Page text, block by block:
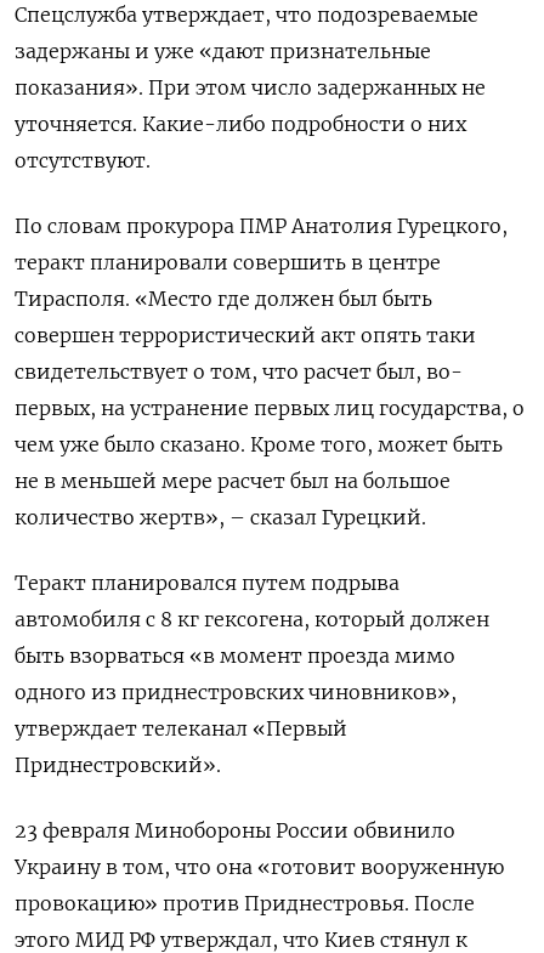
Спецслужба утверждает, что подозреваемые
задержаны и уже «дают признательные
показания». При этом число задержанных не
уточняется. Какие-либо подробности о них
отсутствуют.
По словам прокурора ПМР Анатолия Гурецкого,
теракт планировали совершить в центре
Тирасполя. «Место где должен был быть
совершен террористический акт опять таки
свидетельствует о том, что расчет был, во-
первых, на устранение первых лиц государства, о
чем уже было сказано. Кроме того, может быть
не в меньшей мере расчет был на большое
количество жертв», – сказал Гурецкий.
Теракт планировался путем подрыва
автомобиля с 8 кг гексогена, который должен
быть взорваться «в момент проезда мимо
одного из приднестровских чиновников»,
утверждает телеканал «Первый
Приднестровский».
23 февраля Минобороны России обвинило
Украину в том, что она «готовит вооруженную
провокацию» против Приднестровья. После
этого МИД РФ утверждал, что Киев стянул к